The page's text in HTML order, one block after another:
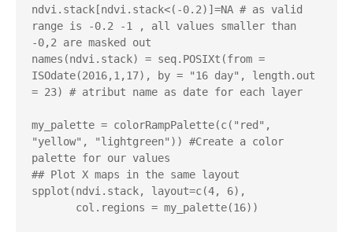
ndvi.stack[ndvi.stack<(-0.2)]=NA # as valid
range is -0.2 -1 , all values smaller than
-0,2 are masked out
names(ndvi.stack) = seq.POSIXt(from =
ISOdate(2016,1,17), by = "16 day", length.out
= 23) # atribut name as date for each layer
my_palette = colorRampPalette(c("red",
"yellow", "lightgreen")) #Create a color
palette for our values
## Plot X maps in the same layout
spplot(ndvi.stack, layout=c(4, 6),
col.regions = my_palette(16))